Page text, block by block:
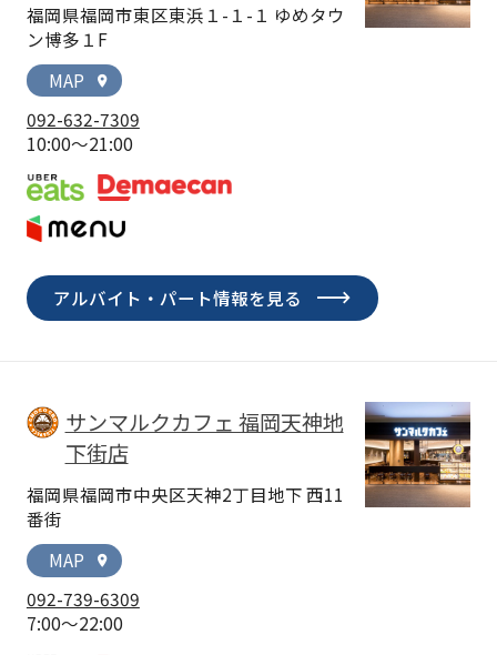
福岡県福岡市東区東浜１-１-１ ゆめタウ
ン博多１F
MAP
location_on
092-632-7309
10:00～21:00
アルバイト・パート情報を見る
サンマルクカフェ 福岡天神地
下街店
福岡県福岡市中央区天神2丁目地下 西11
番街
MAP
location_on
092-739-6309
7:00～22:00